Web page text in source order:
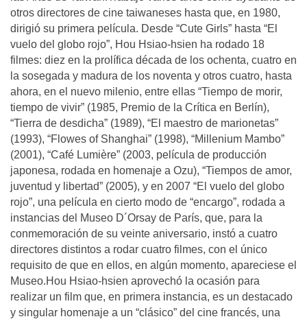
otros directores de cine taiwaneses hasta que, en 1980,
dirigió su primera película. Desde “Cute Girls” hasta “El
vuelo del globo rojo”, Hou Hsiao-hsien ha rodado 18
filmes: diez en la prolífica década de los ochenta, cuatro en
la sosegada y madura de los noventa y otros cuatro, hasta
ahora, en el nuevo milenio, entre ellas “Tiempo de morir,
tiempo de vivir” (1985, Premio de la Crítica en Berlín),
“Tierra de desdicha” (1989), “El maestro de marionetas”
(1993), “Flowes of Shanghai” (1998), “Millenium Mambo”
(2001), “Café Lumière” (2003, película de producción
japonesa, rodada en homenaje a Ozu), “Tiempos de amor,
juventud y libertad” (2005), y en 2007 “El vuelo del globo
rojo”, una película en cierto modo de “encargo”, rodada a
instancias del Museo D´Orsay de París, que, para la
conmemoración de su veinte aniversario, instó a cuatro
directores distintos a rodar cuatro filmes, con el único
requisito de que en ellos, en algún momento, apareciese el
Museo.Hou Hsiao-hsien aprovechó la ocasión para
realizar un film que, en primera instancia, es un destacado
y singular homenaje a un “clásico” del cine francés, una